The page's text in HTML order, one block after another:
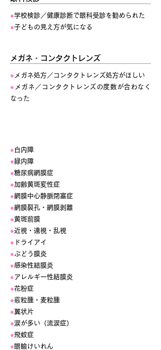
●学校検診／健康診断で眼科受診を勧められた
●子どもの見え方が気になる
メガネ・コンタクトレンズ
● メガネ処方／コンタクトレンズ処方がほしい
● メガネ／コンタクトレンズの度数が合わなく
なった
● 白内障
●緑内障
●糖尿病網膜症
●加齢黄斑変性症
●網膜中心静脈閉塞症
●網膜裂孔・網膜剥離
●黄斑前膜
●近視・遠視・乱視
● ドライアイ
●ぶどう膜炎
●感染性結膜炎
●アレルギー性結膜炎
●花粉症
●霰粒腫・麦粒腫
●翼状片
●涙が多い（流涙症）
●飛蚊症
● 眼瞼けいれん